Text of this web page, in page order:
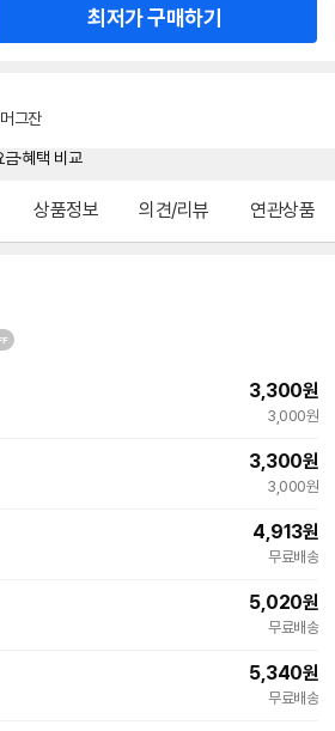
최저가 구매하기
머그잔
상품정보 의견/리뷰 연관상품
3,300원
3,000원
3,300원
3,000원
4,913원
무료배송
5,020원
무료배송
5,340원
무료배송